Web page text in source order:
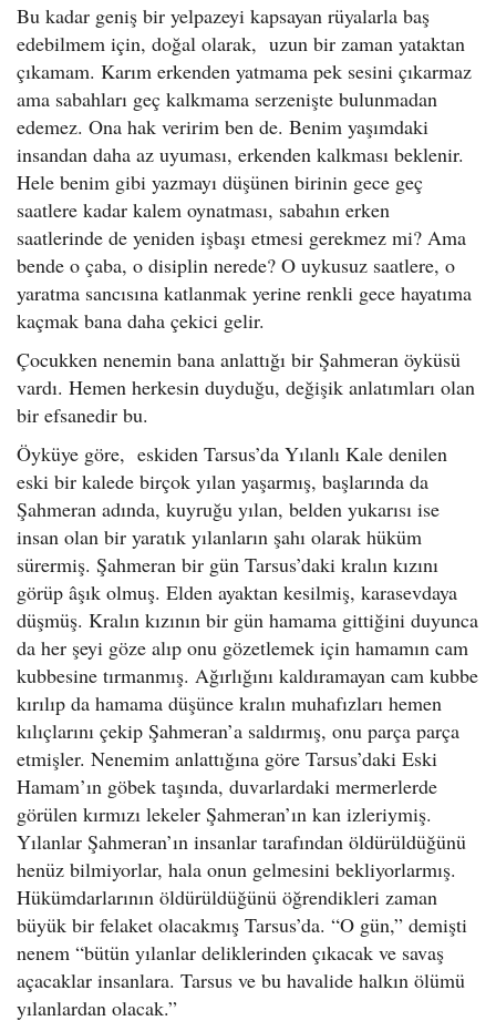
Bu kadar geniş bir yelpazeyi kapsayan rüyalarla baş
edebilmem için, doğal olarak, uzun bir zaman yataktan
çıkamam. Karım erkenden yatmama pek sesini çıkarmaz
ama sabahları geç kalkmama serzenişte bulunmadan
edemez. Ona hak veririm ben de. Benim yaşımdaki
insandan daha az uyuması, erkenden kalkması beklenir.
Hele benim gibi yazmayı düşünen birinin gece geç
saatlere kadar kalem oynatması, sabahın erken
saatlerinde de yeniden işbaşı etmesi gerekmez mi? Ama
bende o çaba, o disiplin nerede? O uykusuz saatlere, o
yaratma sancısına katlanmak yerine renkli gece hayatıma
kaçmak bana daha çekici gelir.
Çocukken nenemin bana anlattığı bir Şahmeran öyküsü
vardı. Hemen herkesin duyduğu, değişik anlatımları olan
bir efsanedir bu.
Öyküye göre, eskiden Tarsus’da Yılanlı Kale denilen
eski bir kalede birçok yılan yaşarmış, başlarında da
Şahmeran adında, kuyruğu yılan, belden yukarısı ise
insan olan bir yaratık yılanların şahı olarak hüküm
sürermiş. Şahmeran bir gün Tarsus’daki kralın kızını
görüp âşık olmuş. Elden ayaktan kesilmiş, karasevdaya
düşmüş. Kralın kızının bir gün hamama gittiğini duyunca
da her şeyi göze alıp onu gözetlemek için hamamın cam
kubbesine tırmanmış. Ağırlığını kaldıramayan cam kubbe
kırılıp da hamama düşünce kralın muhafızları hemen
kılıçlarını çekip Şahmeran’a saldırmış, onu parça parça
etmişler. Nenemim anlattığına göre Tarsus’daki Eski
Hamam’ın göbek taşında, duvarlardaki mermerlerde
görülen kırmızı lekeler Şahmeran’ın kan izleriymiş.
Yılanlar Şahmeran’ın insanlar tarafından öldürüldüğünü
henüz bilmiyorlar, hala onun gelmesini bekliyorlarmış.
Hükümdarlarının öldürüldüğünü öğrendikleri zaman
büyük bir felaket olacakmış Tarsus’da. “O gün,” demişti
nenem “bütün yılanlar deliklerinden çıkacak ve savaş
açacaklar insanlara. Tarsus ve bu havalide halkın ölümü
yılanlardan olacak.”